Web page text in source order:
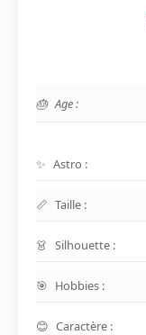
Age :
Astro :
Taille :
Silhouette :
Hobbies :
Caractère :